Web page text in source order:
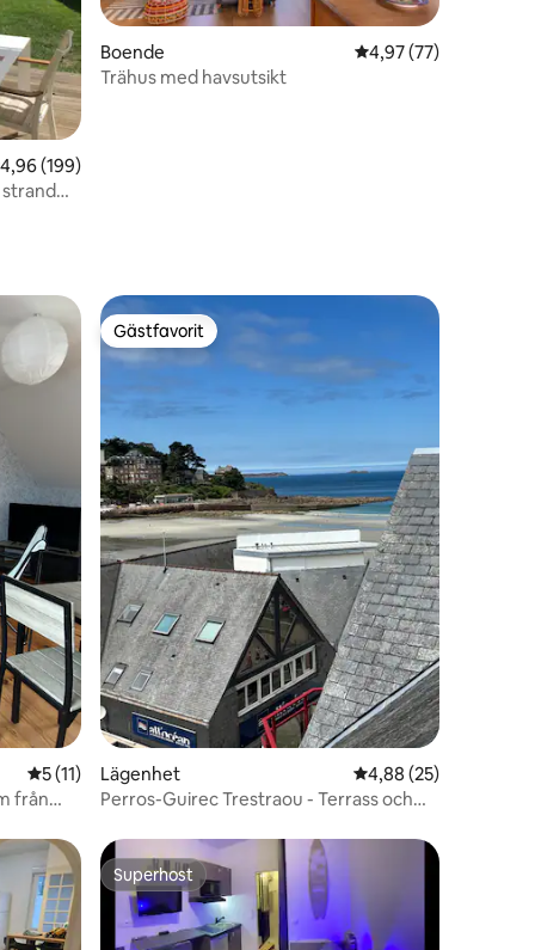
av 5 i genomsnittligt betyg, 199 omdömen
4,96 (199)
Boende 4,97 av 5 i
4,97 (77)
Trähus med havsutsikt
5 av 5 i genomsnittligt betyg, 11 omdömen
5 (11)
från
Gästfavorit
Gästfavorit
Lägenhet 4,88 av 5 i
4,88 (25)
Perros-Guirec Trestraou - Terrass och
Superhost
Superhost